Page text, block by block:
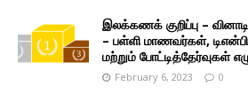
இலக்கணக் குறிப்பு –
– பள்ளி மாணவர்கள்,
மற்றும் போட்டித்தேர்வுகள்
February 6, 2023 0